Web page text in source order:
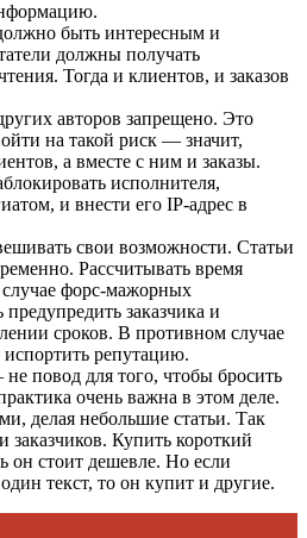
быть интересным и
должны получать
Тогда и клиентов, и заказов
авторов запрещено. Это
на такой риск — значит,
а вместе с ним и заказы.
исполнителя,
и внести его IP-адрес в
свои возможности. Статьи
Рассчитывать время
случае форс-мажорных
предупредить заказчика и
сроков. В противном случае
репутацию.
не повод для того, чтобы бросить
очень важна в этом деле.
делая небольшие статьи. Так
заказчиков. Купить короткий
он стоит дешевле. Но если
текст, то он купит и другие.